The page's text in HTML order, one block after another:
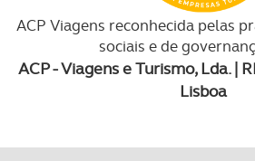
ACP Viagens reconhecida pelas
sociais e de
ACP - Viagens e Turismo, Lda. |
Lisboa